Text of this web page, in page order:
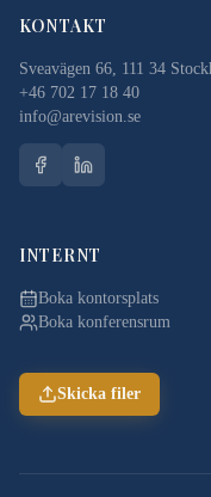
KONTAKT
Sveavägen 66, 111 34
+46 702 17 18 40
info@arevision.se
INTERNT
Boka kontorsplats
Boka konferensrum
Skicka filer